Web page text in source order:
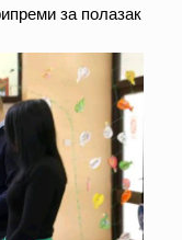
за полазак